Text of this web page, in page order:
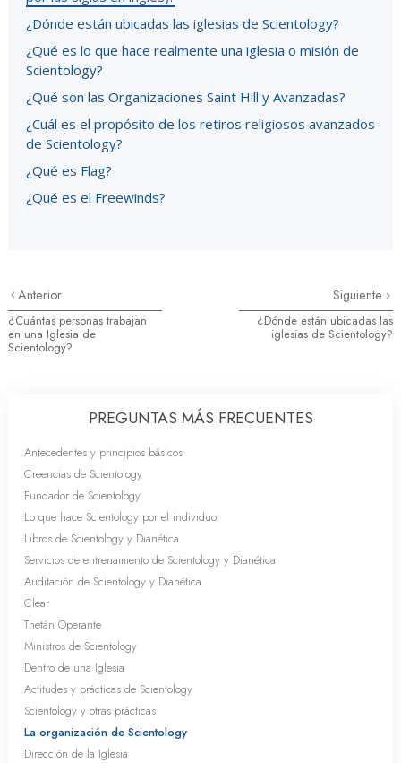
¿Dónde están ubicadas las iglesias de Scientology?
¿Qué es lo que hace realmente una iglesia o misión de
Scientology?
¿Qué son las Organizaciones Saint Hill y Avanzadas?
¿Cuál es el propósito de los retiros religiosos avanzados
de Scientology?
¿Qué es Flag?
¿Qué es el Freewinds?
Anterior
¿Cuántas personas trabajan
en una Iglesia de
Scientology?
Siguiente
¿Dónde están ubicadas las
iglesias de Scientology?
PREGUNTAS MÁS FRECUENTES
Antecedentes y principios básicos
Creencias de Scientology
Fundador de Scientology
Lo que hace Scientology por el individuo
Libros de Scientology y Dianética
Servicios de entrenamiento de Scientology y Dianética
Auditación de Scientology y Dianética
Clear
Thetán Operante
Ministros de Scientology
Dentro de una Iglesia
Actitudes y prácticas de Scientology
Scientology y otras prácticas
La organización de Scientology
Dirección de la Iglesia